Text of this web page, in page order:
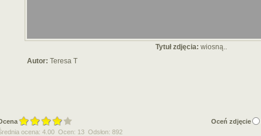
Tytuł zdjęcia: wiosną..
Autor: Teresa T
Oceń zdjęcie
ocena: 4.00 Ocen: 13 Odsłon: 892